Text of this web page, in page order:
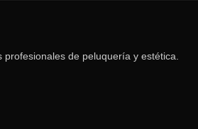
de peluquería y estética.